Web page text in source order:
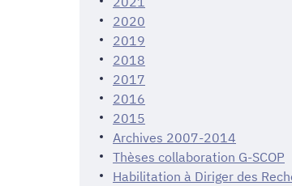
2020
2019
2018
2017
2016
2015
Archives 2007-2014
Thèses collaboration G-SCOP
Habilitation à Diriger des